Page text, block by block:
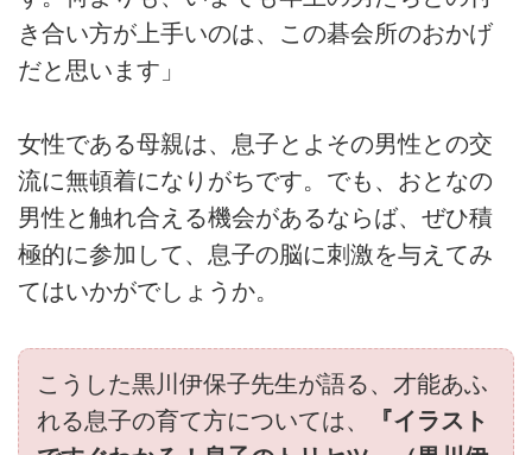
き合い方が上手いのは、この碁会所のおかげ
だと思います」
女性である母親は、息子とよその男性との交
流に無頓着になりがちです。でも、おとなの
男性と触れ合える機会があるならば、ぜひ積
極的に参加して、息子の脳に刺激を与えてみ
てはいかがでしょうか。
こうした黒川伊保子先生が語る、才能あふ
れる息子の育て方については、
『イラスト